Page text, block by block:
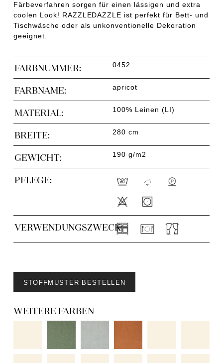
Färbeverfahren sorgen für einen lässigen und extra
coolen Look! RAZZLEDAZZLE ist perfekt für Bett- und
Tischwäsche oder als unkonventionelle Dekoration
geeignet.
FARBNUMMER: 0452
FARBNAME: apricot
MATERIAL: 100% Leinen (LI)
BREITE: 280 cm
GEWICHT: 190 g/m2
PFLEGE:
VERWENDUNGSZWECK:
STOFFMUSTER BESTELLEN
WEITERE FARBEN